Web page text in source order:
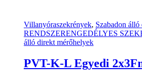
Villanyóraszekrények, Szabadon
RENDSZERENGEDÉLYES
álló direkt mérőhelyek
PVT-K-L Egyedi